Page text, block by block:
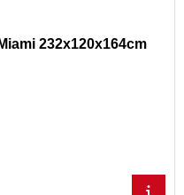
232x120x164cm